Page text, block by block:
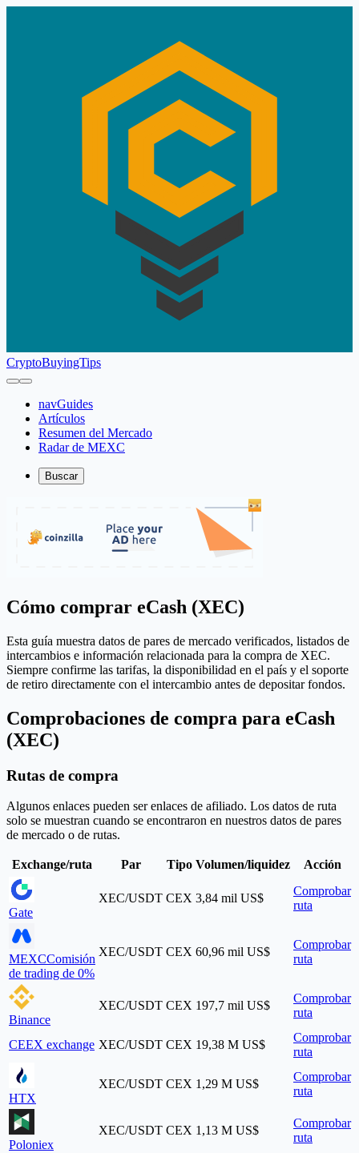
CryptoBuyingTips
navGuides
Artículos
Resumen del Mercado
Radar de MEXC
Buscar
Cómo comprar eCash (XEC)
Esta guía muestra datos de pares de mercado verificados, listados de
intercambios e información relacionada para la compra de XEC.
Siempre confirme las tarifas, la disponibilidad en el país y el soporte
de retiro directamente con el intercambio antes de depositar fondos.
Comprobaciones de compra para eCash
(XEC)
Rutas de compra
Algunos enlaces pueden ser enlaces de afiliado. Los datos de ruta
solo se muestran cuando se encontraron en nuestros datos de pares
de mercado o de rutas.
Exchange/ruta Par Tipo Volumen/liquidez Acción
Gate
XEC/USDT CEX 3,84 mil US$
Comprobar
ruta
MEXCComisión
de trading de 0%
XEC/USDT CEX 60,96 mil US$
Comprobar
ruta
Binance
XEC/USDT CEX 197,7 mil US$
Comprobar
ruta
CEEX exchange XEC/USDT CEX 19,38 M US$
Comprobar
ruta
HTX
XEC/USDT CEX 1,29 M US$
Comprobar
ruta
Poloniex
XEC/USDT CEX 1,13 M US$
Comprobar
ruta